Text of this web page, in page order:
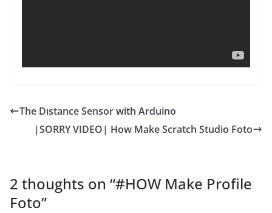
The Dıstance Sensor with Arduino
|SORRY VIDEO| How Make Scratch Studio Foto
2 thoughts on “#HOW Make Profile
Foto”